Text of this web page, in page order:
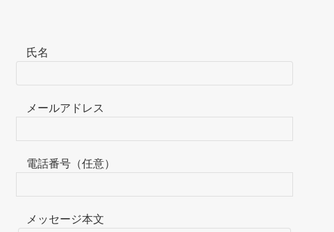
氏名
メールアドレス
電話番号（任意）
メッセージ本文